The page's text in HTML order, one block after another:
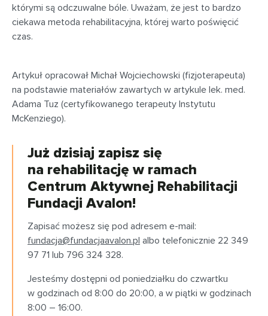
którymi są odczuwalne bóle. Uważam, że jest to bardzo
ciekawa metoda rehabilitacyjna, której warto poświęcić
czas.
Artykuł opracował Michał Wojciechowski (fizjoterapeuta)
na podstawie materiałów zawartych w artykule lek. med.
Adama Tuz (certyfikowanego terapeuty Instytutu
McKenziego).
Już dzisiaj zapisz się
na rehabilitację w ramach
Centrum Aktywnej Rehabilitacji
Fundacji Avalon!
Zapisać możesz się pod adresem e-mail:
fundacja@fundacjaavalon.pl albo telefonicznie 22 349
97 71 lub 796 324 328.
Jesteśmy dostępni od poniedziałku do czwartku
w godzinach od 8:00 do 20:00, a w piątki w godzinach
8:00 – 16:00.